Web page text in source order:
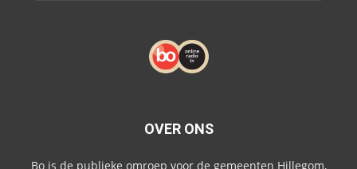
OVER ONS
Bo is de publieke omroep voor de gemeenten Hillegom,